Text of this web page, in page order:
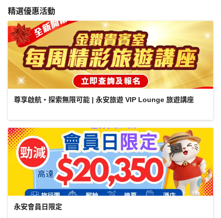
精選優惠活動
尊享啟航・探索無限可能 | 永安旅遊 VIP Lounge 旅遊講座
永安會員日限定